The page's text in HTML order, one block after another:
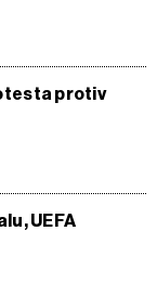
protiv
UEFA